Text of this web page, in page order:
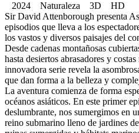
2024 Naturaleza 3D HD
Sir David Attenborough presenta
episodios que lleva a los
los vastos y diversos paisajes del
Desde cadenas montañosas
hasta desiertos abrasadores y
innovadora serie revela la
que dan forma a la belleza y
La aventura comienza de forma
océanos asiáticos. En este primer
deslumbrante, nos sumergimos en
reino submarino lleno de jardines